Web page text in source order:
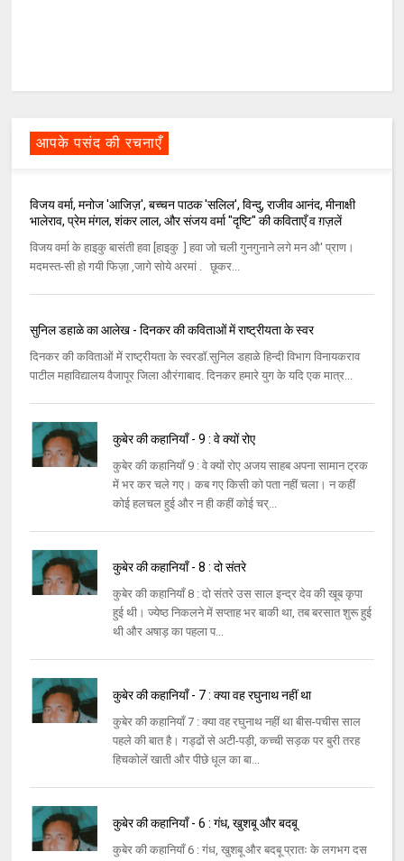
आपके पसंद की रचनाएँ
विजय वर्मा, मनोज 'आजिज़', बच्चन पाठक 'सलिल', विन्दु, राजीव आनंद, मीनाक्षी
भालेराव, प्रेम मंगल, शंकर लाल, और संजय वर्मा "दृष्टि" की कविताएँ व ग़ज़लें
विजय वर्मा के हाइकु बासंती हवा [हाइकु ] हवा जो चली गुनगुनाने लगे मन औ' प्राण।
मदमस्त-सी हो गयी फिज़ा ,जागे सोये अरमां . छूकर...
सुनिल डहाळे का आलेख - दिनकर की कविताओं में राष्ट्रीयता के स्वर
दिनकर की कविताओं में राष्ट्रीयता के स्वरडॉ.सुनिल डहाळे हिन्दी विभाग विनायकराव
पाटील महाविद्यालय वैजापूर जिला औरंगाबाद. दिनकर हमारे युग के यदि एक मात्र...
कुबेर की कहानियाँ - 9 : वे क्यों रोए
कुबेर की कहानियाँ 9 : वे क्यों रोए अजय साहब अपना सामान ट्रक
में भर कर चले गए। कब गए किसी को पता नहीं चला। न कहीं
कोई हलचल हुई और न ही कहीं कोई चर्...
कुबेर की कहानियाँ - 8 : दो संतरे
कुबेर की कहानियाँ 8 : दो संतरे उस साल इन्द्र देव की खूब कृपा
हुई थी। ज्येष्ठ निकलने में सप्ताह भर बाकी था, तब बरसात शुरू हुई
थी और अषाड़ का पहला प...
कुबेर की कहानियाँ - 7 : क्या वह रघुनाथ नहीं था
कुबेर की कहानियाँ 7 : क्या वह रघुनाथ नहीं था बीस-पचीस साल
पहले की बात है। गड्ढों से अटी-पड़ी, कच्ची सड़क पर बुरी तरह
हिचकोलें खाती और पीछे धूल का बा...
कुबेर की कहानियाँ - 6 : गंध, खुशबू और बदबू
कुबेर की कहानियाँ 6 : गंध, खुशबू और बदबू प्रातः के लगभग दस